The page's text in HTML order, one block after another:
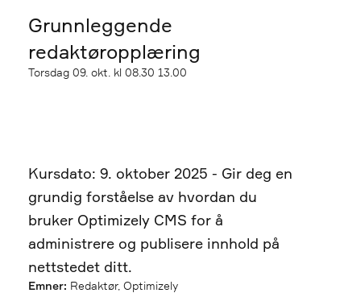
Grunnleggende
redaktøropplæring
Torsdag 09. okt. kl 08.30 13.00
Kursdato: 9. oktober 2025 - Gir deg en
grundig forståelse av hvordan du
bruker Optimizely CMS for å
administrere og publisere innhold på
nettstedet ditt.
Emner: Redaktør, Optimizely